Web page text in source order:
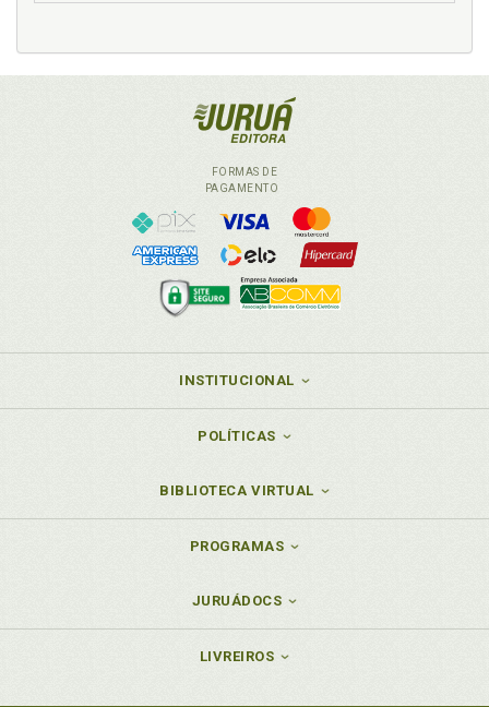
FORMAS DE
PAGAMENTO
INSTITUCIONAL
POLÍTICAS
BIBLIOTECA VIRTUAL
PROGRAMAS
JURUÁDOCS
LIVREIROS